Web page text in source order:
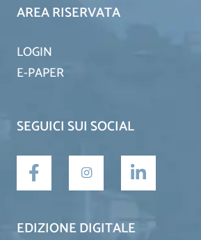
AREA RISERVATA
LOGIN
E-PAPER
SEGUICI SUI SOCIAL
EDIZIONE DIGITALE